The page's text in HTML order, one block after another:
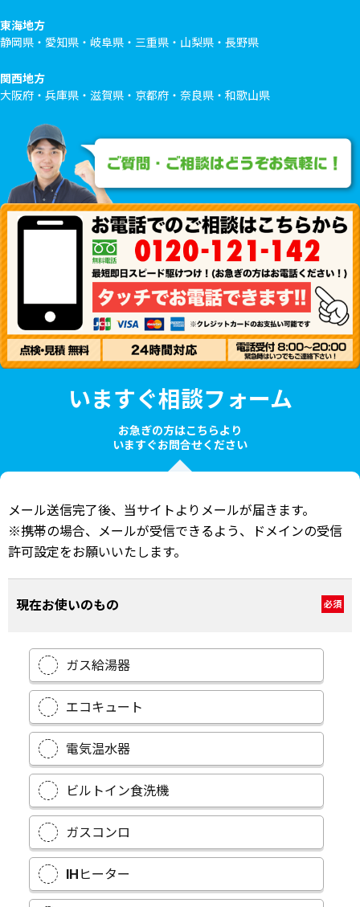
東海地方
静岡県・愛知県・岐阜県・三重県・山梨県・長野県
関西地方
大阪府・兵庫県・滋賀県・京都府・奈良県・和歌山県
いますぐ相談フォーム
お急ぎの方はこちらより
いますぐお問合せください
メール送信完了後、当サイトよりメールが届きます。
※携帯の場合、メールが受信できるよう、ドメインの受信
許可設定をお願いいたします。
現在お使いのもの 必須
ガス給湯器
エコキュート
電気温水器
ビルトイン食洗機
ガスコンロ
IHヒーター